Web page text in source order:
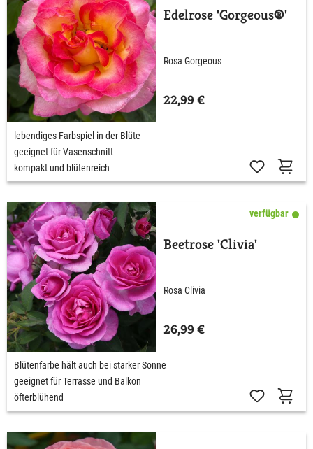
Edelrose 'Gorgeous®'
Rosa Gorgeous
22,99 €
lebendiges Farbspiel in der Blüte
geeignet für Vasenschnitt
kompakt und blütenreich
verfügbar
Beetrose 'Clivia'
Rosa Clivia
26,99 €
Blütenfarbe hält auch bei starker Sonne
geeignet für Terrasse und Balkon
öfterblühend